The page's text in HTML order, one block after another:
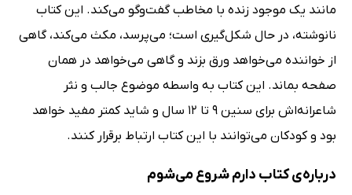
مانند یک موجود زنده با مخاطب گفت‌وگو می‌کند. این کتاب
نانوشته، در حال شکل‌گیری است؛ می‌پرسد، مکث می‌کند، گاهی
از خواننده می‌خواهد ورق بزند و گاهی می‌خواهد در همان
صفحه بماند. این کتاب به واسطه موضوع جالب و نثر
شاعرانه‌اش برای سنین 9 تا 12 سال و شاید کمتر مفید خواهد
بود و کودکان می‌توانند با این کتاب ارتباط برقرار کنند.
درباره‌ی کتاب دارم شروع می‌شوم